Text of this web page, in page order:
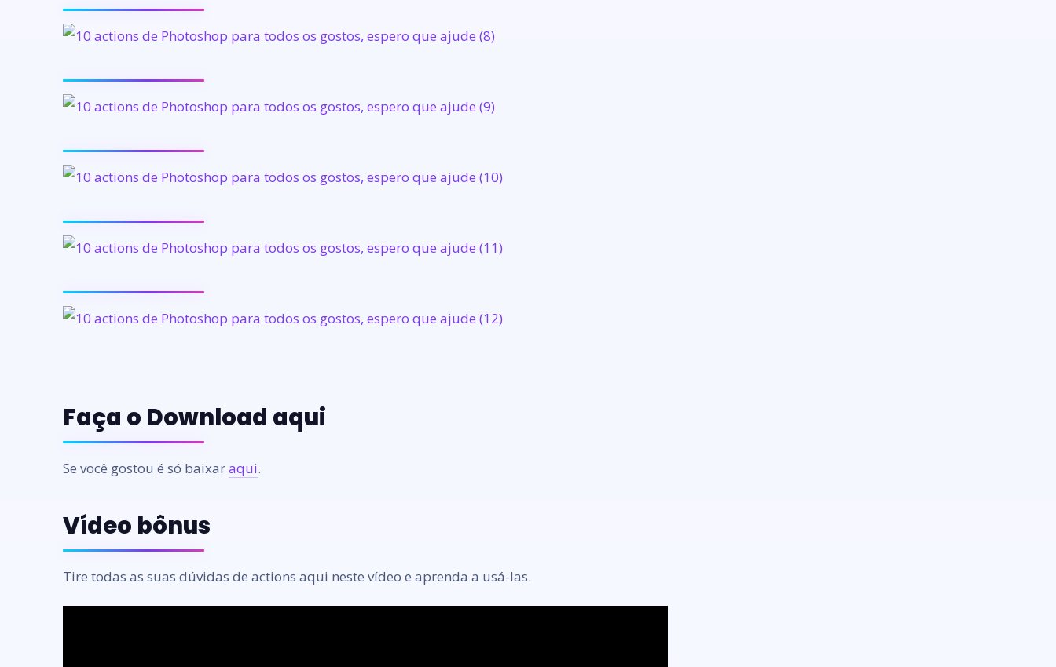
Faça o Download aqui
Se você gostou é só baixaraqui.
Vídeo bônus
Tire todas as suas dúvidas de actions aqui neste vídeo e aprenda a usá-las.